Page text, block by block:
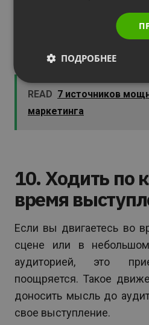
читает с листа,
поддерживает хороший
своей аудиторией, зажат и
READ 7 источников
маркетинга
10. Ходить по
время
Если вы двигаетесь во
сцене или в
аудиторией, это
поощряется. Такое
доносить мысль до
свое выступление.
ПОДРОБНЕЕ